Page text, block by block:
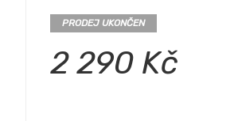
PRODEJ UKONČEN
2 290 Kč